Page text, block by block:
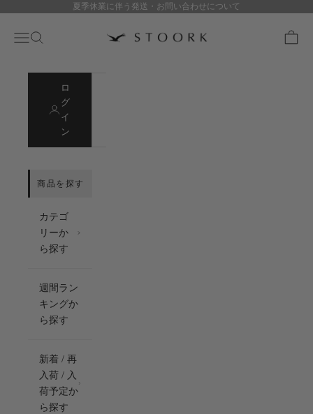
コンテンツへスキップ夏季休業に伴う発送・お問い合わせについて
stoork
メニュー
検索 カート
ロ
グ
イ
ン
カテゴ
リーか
ら探す
週間ラン
キングか
ら探す
新着 / 再
入荷 / 入
荷予定か
ら探す